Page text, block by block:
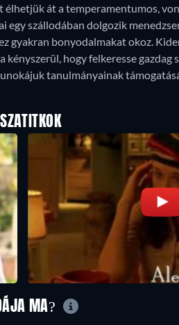
át a temperamentumos,
egy szállodában dolgozik
gyakran bonyodalmakat okoz.
hogy felkeresse gazdag
tanulmányainak
MA?